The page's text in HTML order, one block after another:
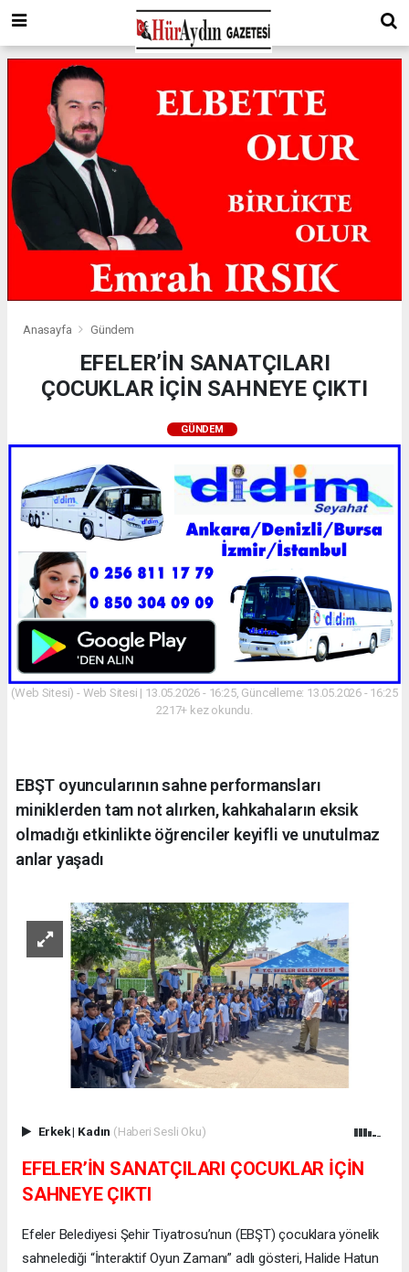
Anasayfa Gündem
EFELER’İN SANATÇILARI
ÇOCUKLAR İÇİN SAHNEYE ÇIKTI
GÜNDEM
(Web Sitesi) - Web Sitesi | 13.05.2026 - 16:25, Güncelleme: 13.05.2026 - 16:25
2217+ kez okundu.
EBŞT oyuncularının sahne performansları
miniklerden tam not alırken, kahkahaların eksik
olmadığı etkinlikte öğrenciler keyifli ve unutulmaz
anlar yaşadı
Erkek| Kadın (Haberi Sesli Oku)
EFELER’İN SANATÇILARI ÇOCUKLAR İÇİN
SAHNEYE ÇIKTI
Efeler Belediyesi Şehir Tiyatrosu’nun (EBŞT) çocuklara yönelik
sahnelediği “İnteraktif Oyun Zamanı” adlı gösteri, Halide Hatun